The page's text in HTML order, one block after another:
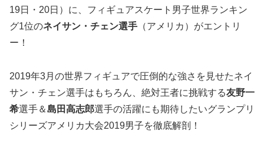
19日・20日）に、フィギュアスケート男子世界ランキン
グ1位のネイサン・チェン選手 （アメリカ）がエントリ
ー！
2019年3月の世界フィギュアで圧倒的な強さを見せたネイ
サン・チェン選手はもちろん、絶対王者に挑戦する友野一
希選手＆島田高志郎選手の活躍にも期待したいグランプリ
シリーズアメリカ大会2019男子を徹底解剖！